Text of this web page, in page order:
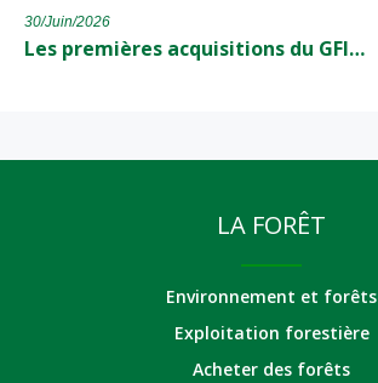
30/Juin/2026
Les premières acquisitions du GFI…
LA FORÊT
Environnement et forêts
Exploitation forestière
Acheter des forêts